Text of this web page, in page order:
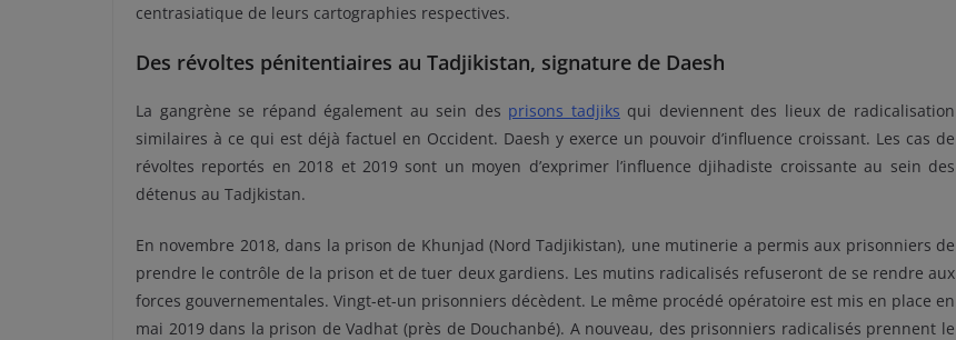
centrasiatique de leurs cartographies respectives.
Des révoltes pénitentiaires au Tadjikistan, signature de Daesh
La gangrène se répand également au sein des prisons tadjiks qui deviennent des lieux de radicalisation
similaires à ce qui est déjà factuel en Occident. Daesh y exerce un pouvoir d’influence croissant. Les cas de
révoltes reportés en 2018 et 2019 sont un moyen d’exprimer l’influence djihadiste croissante au sein des
détenus au Tadjkistan.
En novembre 2018, dans la prison de Khunjad (Nord Tadjikistan), une mutinerie a permis aux prisonniers de
prendre le contrôle de la prison et de tuer deux gardiens. Les mutins radicalisés refuseront de se rendre aux
forces gouvernementales. Vingt-et-un prisonniers décèdent. Le même procédé opératoire est mis en place en
mai 2019 dans la prison de Vadhat (près de Douchanbé). A nouveau, des prisonniers radicalisés prennent le